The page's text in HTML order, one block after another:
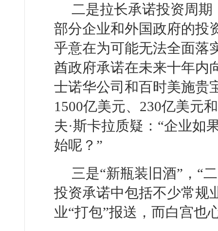
二是拉长承诺投资周
部分企业和外国政府的投
乎意在为可能无法全面落
酋政府承诺在未来十年内
士诺华公司和百时美施贵
1500亿美元、230亿美元
夫·斯卡拉质疑：“企业如
始呢？”
三是“新瓶装旧酒”，“
投资承诺中包括不少常规
业“打包”报送，而白宫也